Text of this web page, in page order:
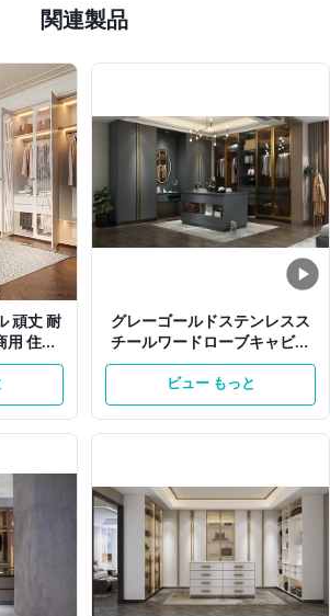
関連製品
頑丈 耐
住宅
グレーゴールドステンレスス
チールワードローブキャビネ
ットSSアルミラガラスドア付
き衣類用
ビュー もっと